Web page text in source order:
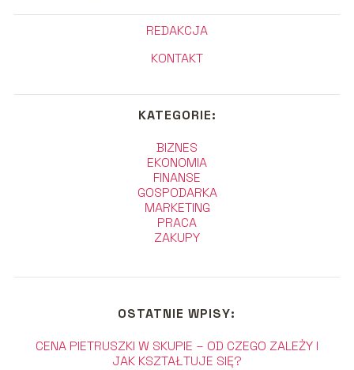
REDAKCJA
KONTAKT
KATEGORIE:
BIZNES
EKONOMIA
FINANSE
GOSPODARKA
MARKETING
PRACA
ZAKUPY
OSTATNIE WPISY:
CENA PIETRUSZKI W SKUPIE – OD CZEGO ZALEŻY I
JAK KSZTAŁTUJE SIĘ?